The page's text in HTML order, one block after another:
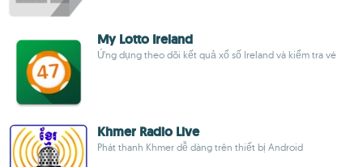
My Lotto Ireland
Ứng dụng theo dõi kết quả xổ số Ireland và kiểm tra vé
Khmer Radio Live
Phát thanh Khmer dễ dàng trên thiết bị Android